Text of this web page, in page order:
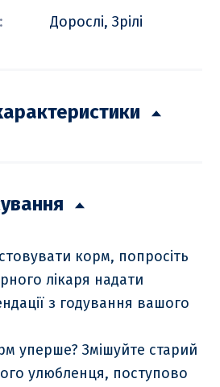
Дорослі, Зрілі
корм, попросіть
лікаря надати
з годування вашого
уперше? Змішуйте старий
улюбленця, поступово